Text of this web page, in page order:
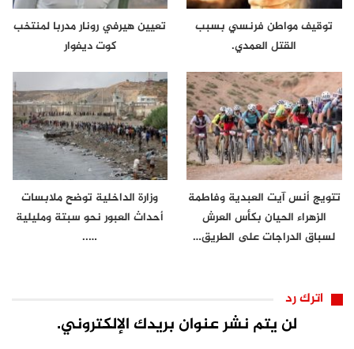
توقيف مواطن فرنسي بسبب
القتل العمدي.
تعيين هيرفي رونار مدربا لمنتخب
كوت ديفوار
تتويج أنس آيت العبدية وفاطمة
الزهراء الحيان بكأس العرش
لسباق الدراجات على الطريق…
وزارة الداخلية توضح ملابسات
أحداث العبور نحو سبتة ومليلية
…..
اترك رد
لن يتم نشر عنوان بريدك الإلكتروني.